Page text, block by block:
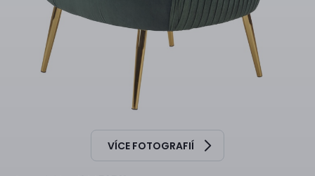
VÍCE FOTOGRAFIÍ